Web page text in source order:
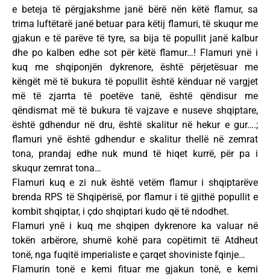
e beteja të përgjakshme janë bërë nën këtë flamur, sa
trima luftëtarë janë betuar para këtij flamuri, të skuqur me
gjakun e të parëve të tyre, sa bija të popullit janë kalbur
dhe po kalben edhe sot për këtë flamur…! Flamuri ynë i
kuq me shqiponjën dykrenore, është përjetësuar me
këngët më të bukura të popullit është kënduar në vargjet
më të zjarrta të poetëve tanë, është qëndisur me
qëndismat më të bukura të vajzave e nuseve shqiptare,
është gdhendur në dru, është skalitur në hekur e gur….;
flamuri ynë është gdhendur e skalitur thellë në zemrat
tona, prandaj edhe nuk mund të hiqet kurrë, për pa i
skuqur zemrat tona…
Flamuri kuq e zi nuk është vetëm flamur i shqiptarëve
brenda RPS të Shqipërisë, por flamur i të gjithë popullit e
kombit shqiptar, i çdo shqiptari kudo që të ndodhet.
Flamuri ynë i kuq me shqipen dykrenore ka valuar në
tokën arbërore, shumë kohë para copëtimit të Atdheut
tonë, nga fuqitë imperialiste e çarqet shoviniste fqinje…
Flamurin tonë e kemi fituar me gjakun tonë, e kemi